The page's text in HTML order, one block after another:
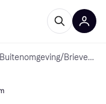
/ Brievenbussen